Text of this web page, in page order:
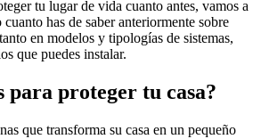
tu lugar de vida cuanto antes, vamos a
has de saber anteriormente sobre
en modelos y tipologías de sistemas,
que puedes instalar.
para proteger tu casa?
que transforma su casa en un pequeño